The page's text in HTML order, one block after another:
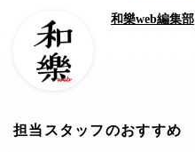
和樂web編集部
担当スタッフのおすすめ